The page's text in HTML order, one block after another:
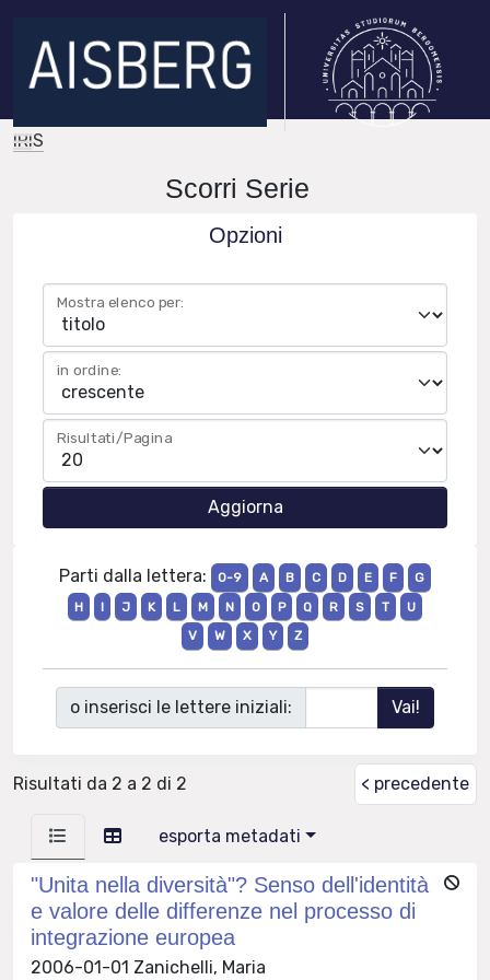
IRIS
Scorri Serie
Opzioni
Mostra elenco per:
in ordine:
Risultati/Pagina
Parti dalla lettera: 0-9 A B C D E F
G
H
I J K L M N O P Q R S T
U
V
W X Y Z
o inserisci le lettere iniziali:
Risultati da 2 a 2 di 2 < precedente
esporta metadati
"Unita nella diversità"? Senso dell'identità
e valore delle differenze nel processo di
integrazione europea
2006-01-01 Zanichelli, Maria